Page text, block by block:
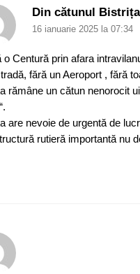
Din cătunul Bistrița
16 ianuarie 2025 la 07:34
o Centură prin afara
fără un Aeroport , fără
rămâne un cătun nenorocit
are nevoie de urgentă de
rutieră importantă nu